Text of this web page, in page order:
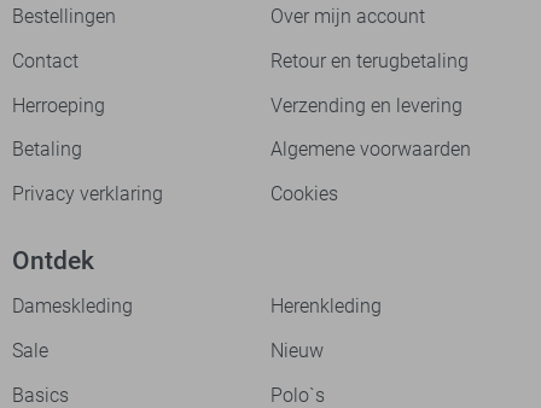
Bestellingen
Over mijn account
Contact
Retour en terugbetaling
Herroeping
Verzending en levering
Betaling
Algemene voorwaarden
Privacy verklaring
Cookies
Ontdek
Dameskleding
Herenkleding
Sale
Nieuw
Basics
Polo`s